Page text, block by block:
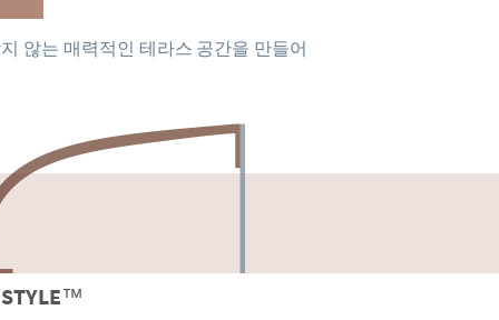
않는 매력적인 테라스 공간을 만들어
STYLE™